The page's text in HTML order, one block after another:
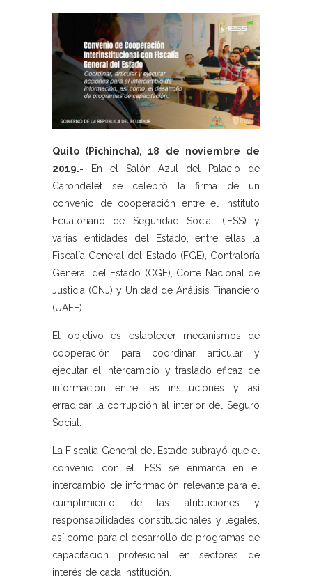
Quito (Pichincha), 18 de noviembre de
2019.- En el Salón Azul del Palacio de
Carondelet se celebró la firma de un
convenio de cooperación entre el Instituto
Ecuatoriano de Seguridad Social (IESS) y
varias entidades del Estado, entre ellas la
Fiscalía General del Estado (FGE), Contraloría
General del Estado (CGE), Corte Nacional de
Justicia (CNJ) y Unidad de Análisis Financiero
(UAFE).
El objetivo es establecer mecanismos de
cooperación para coordinar, articular y
ejecutar el intercambio y traslado eficaz de
información entre las instituciones y así
erradicar la corrupción al interior del Seguro
Social.
La Fiscalía General del Estado subrayó que el
convenio con el IESS se enmarca en el
intercambio de información relevante para el
cumplimiento de las atribuciones y
responsabilidades constitucionales y legales,
así como para el desarrollo de programas de
capacitación profesional en sectores de
interés de cada institución.